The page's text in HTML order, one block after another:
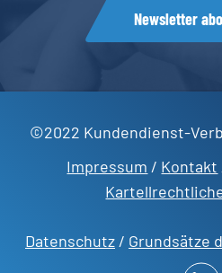
Newsletter
©2022 Kundendienst-
Impressum / Kontakt
Datenschutz/ Grundsätze